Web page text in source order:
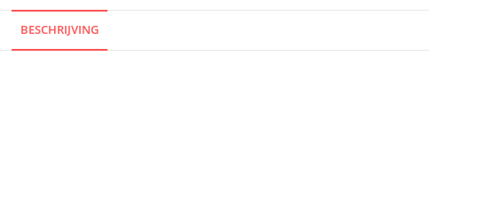
BESCHRIJVING